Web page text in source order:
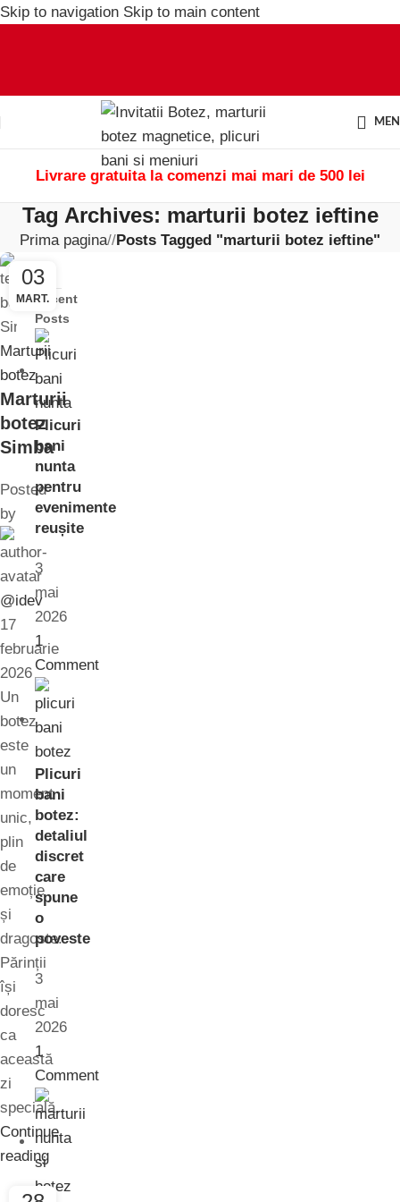
Skip to navigation Skip to main content
Livrare gratuita la comenzi mai mari de 500 lei
Tag Archives: marturii botez ieftine
Prima pagina/ Posts Tagged "marturii botez ieftine"
03
MART.
Marturii
botez
Marturii
botez
Simba
Posted
by
@idev
17
februarie
2026
Un
botez
este
un
moment
unic,
plin
de
emoție
și
dragoste.
Părinții
își
doresc
ca
această
zi
specială...
Continue
reading
Recent
Posts
Plicuri
bani
nunta
pentru
evenimente
reușite
3
mai
2026
1
Comment
Plicuri
bani
botez:
detaliul
discret
care
spune
o
poveste
3
mai
2026
1
Comment